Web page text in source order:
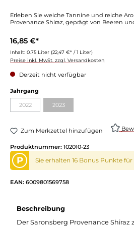
Erleben Sie weiche Tannine und reiche
Provenance Shiraz, geprägt von Beeren
16,85 €*
Inhalt: 0.75 Liter (22,47 €* / 1 Liter)
Preise inkl. MwSt. zzgl. Versandkosten
Derzeit nicht verfügbar
Jahrgang
2022(Diese Option ist zurzeit nicht verfügbar.)
2023(Diese Option ist zurzeit nicht
Zum Merkzettel hinzufügen
Produktnummer: 102010-23
P Sie erhalten 16 Bonus Punkte
EAN: 6009801569758
Beschreibung
Der Saronsberg Provenance Shiraz